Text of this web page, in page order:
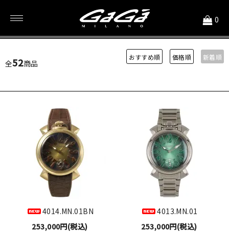
0
250,001円～350,000円
全52商品
おすすめ順 価格順 新着順
4014.MN.01BN
253,000円(税込)
4013.MN.01
253,000円(税込)